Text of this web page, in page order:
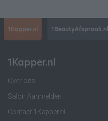
1Kapper.nl 1BeautyAfspraak.nl
1Kapper.nl
Over ons
Salon Aanmelden
Contact 1Kapper.nl